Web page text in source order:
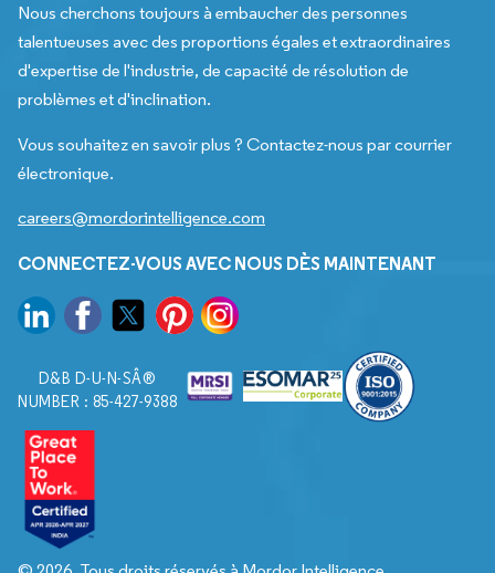
Nous cherchons toujours à embaucher des personnes
talentueuses avec des proportions égales et extraordinaires
d'expertise de l'industrie, de capacité de résolution de
problèmes et d'inclination.
Vous souhaitez en savoir plus ? Contactez-nous par courrier
électronique.
careers@mordorintelligence.com
CONNECTEZ-VOUS AVEC NOUS DÈS MAINTENANT
D&B D-U-N-SÂ®
NUMBER : 85-427-9388